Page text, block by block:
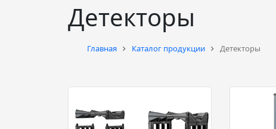
Детекторы
Главная Каталог продукции Детекторы